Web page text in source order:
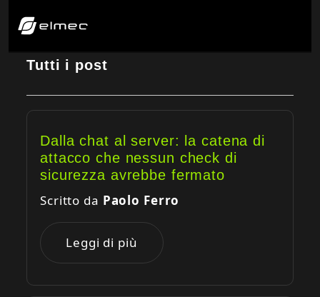
Tutti i post
Dalla chat al server: la catena di
attacco che nessun check di
sicurezza avrebbe fermato
Scritto da Paolo Ferro
Leggi di più